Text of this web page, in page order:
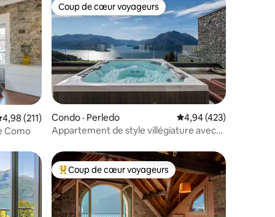
plus aimés
moyenne de 4,98 sur 5, 211 commentaires
4,98 (211)
Como
Coup de cœur voyageurs
Coup de cœur voyageurs
Condo · Perledo Note moyenne de
4,94 (423)
Appartement de style villégiature avec
plus aimés Coup de cœur voyageurs parmi les plus aimés
Coup de cœur voyageurs